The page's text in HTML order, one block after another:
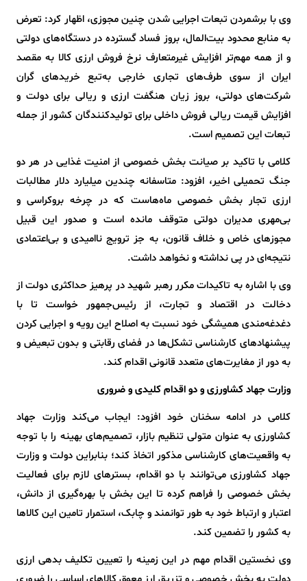
وی با برشمردن تبعات اجرایی شدن چنین مجوزی، اظهار کرد: تعرض
به منابع محدود بیت‌المال، بروز فساد گسترده در دستگاه‌های دولتی
و از همه مهم‌تر افزایش غیرمتعارف نرخ فروش ارزی کالا به مقصد
ایران از سوی طرف‌های تجاری خارجی به‌تبع خریدهای گران
شرکت‌های دولتی، بروز زیان هنگفت ارزی و ریالی برای دولت و
افزایش قیمت ریالی فروش داخلی برای تولیدکنندگان کشور از جمله
تبعات این تصمیم است.
کلامی با تاکید بر صیانت بخش خصوصی از امنیت غذایی در هر دو
جنگ تحمیلی اخیر، افزود: متاسفانه چندین میلیارد دلار مطالبات
ارزی تجار بخش خصوصی ماه‌هاست که در چرخه بروکراسی و
بی‌مهری مدیران دولتی متوقف مانده است و صدور این قبیل
مجوزهای خاص و خلاف قانون، به جز ترویج ناامیدی و بی‌اعتمادی
نتیجه‌ای در پی نداشته و نخواهد داشت.
وی با اشاره به تاکیدات مکرر رهبر شهید در پرهیز حداکثری دولت از
دخالت در اقتصاد و تجارت، از رئیس‌جمهور خواست تا با
دغدغه‌مندی همیشگی خود نسبت به اصلاح این رویه و اجرایی کردن
پیشنهادهای کارشناسی تشکل‌ها در فضای رقابتی و بدون تبعیض و
به دور از مغایرت‌های متعدد قانونی اقدام کند.
وزارت جهاد کشاورزی و دو اقدام کلیدی و ضروری
کلامی در ادامه سخنان خود افزود: ایجاب می‌کند وزارت جهاد
کشاورزی به عنوان متولی تنظیم بازار، تصمیم‌های بهینه را با توجه
به واقعیت‌های کارشناسی مذکور اتخاذ کند؛ بنابراین دولت و وزارت
جهاد کشاورزی می‌توانند با دو اقدام، بسترهای لازم برای فعالیت
بخش خصوصی را فراهم کرده تا این بخش با بهره‌گیری از دانش،
اعتبار و ارتباط خود به طور توانمند و چابک، استمرار تامین این کالاها
به کشور را تضمین کند.
وی نخستین اقدام مهم در این زمینه را تعیین تکلیف بدهی ارزی